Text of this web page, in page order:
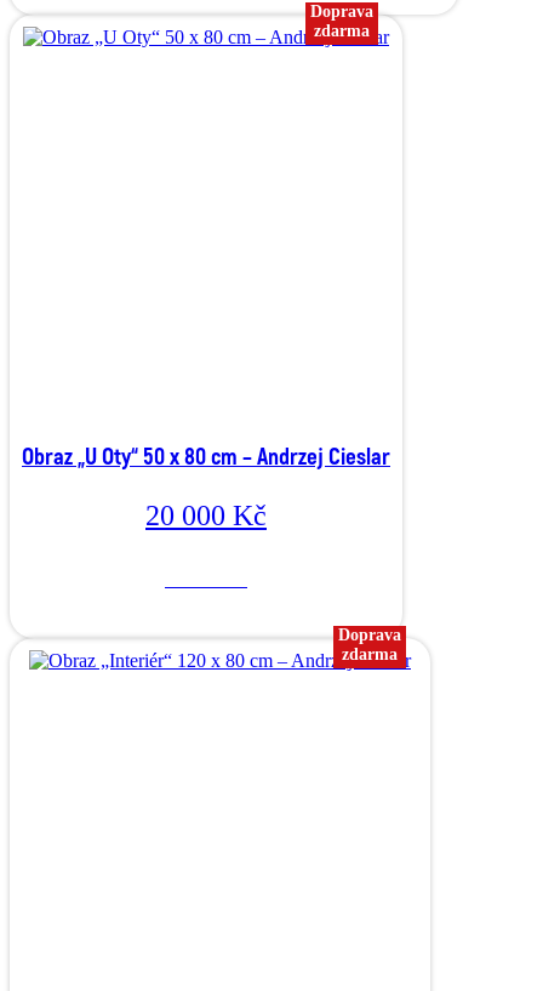
Doprava
zdarma
Obraz „U Oty“ 50 x 80 cm – Andrzej Cieslar
20 000 Kč
Doprava
zdarma